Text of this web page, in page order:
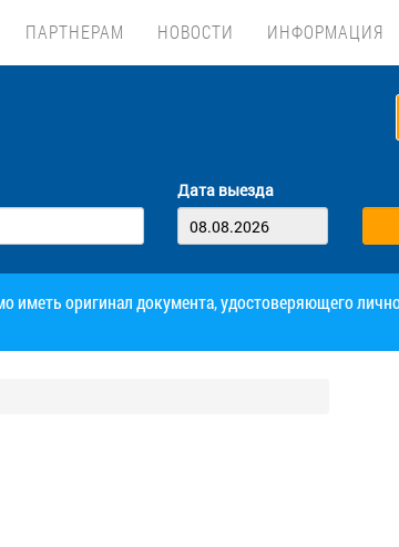
ПАРТНЕРАМ НОВОСТИ ИНФОРМАЦИЯ
Дата выезда
иметь оригинал документа, удостоверяющего